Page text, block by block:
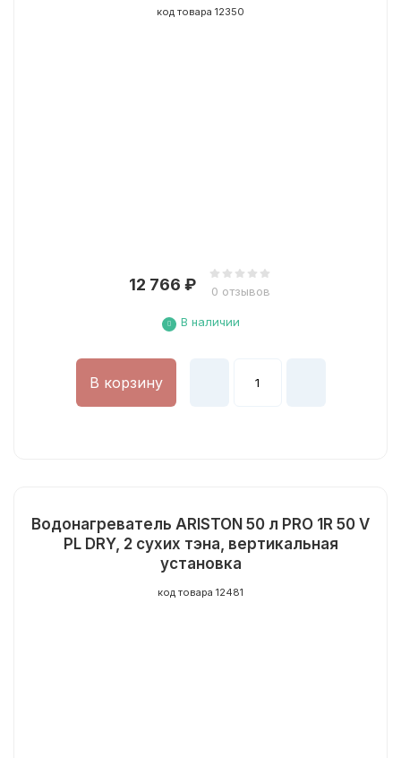
код товара 12350
12 766 ₽ 0 отзывов
В наличии
В корзину
Водонагреватель ARISTON 50 л PRO 1R 50 V
PL DRY, 2 сухих тэна, вертикальная
установка
код товара 12481